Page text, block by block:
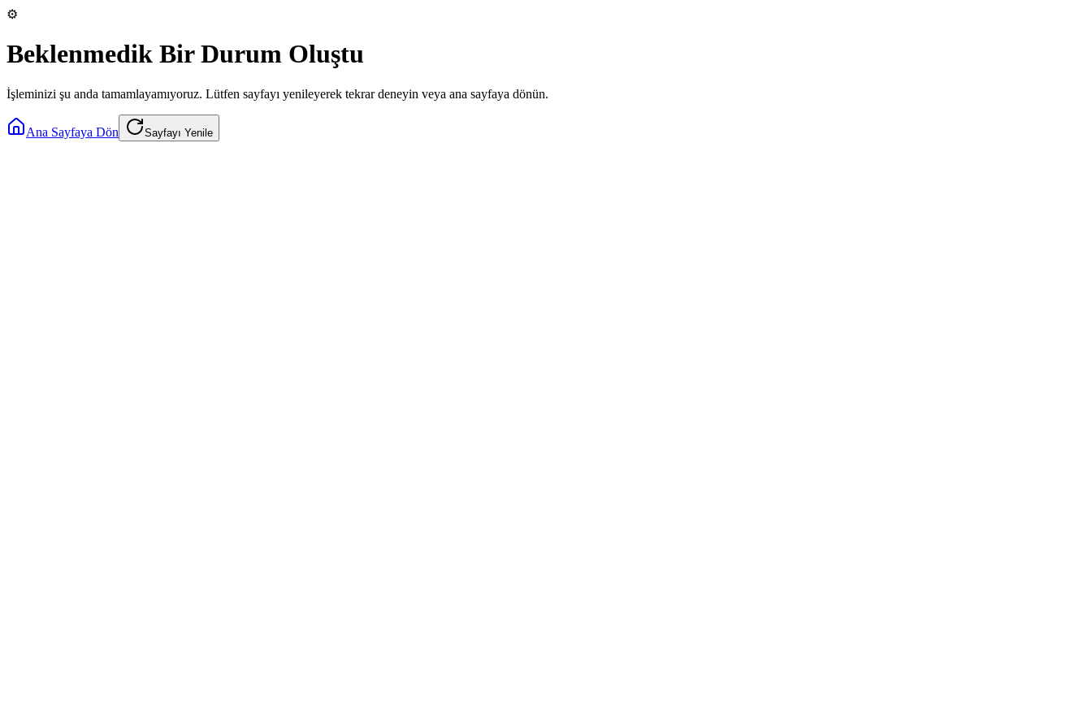
⚙️
Beklenmedik Bir Durum Oluştu
İşleminizi şu anda tamamlayamıyoruz. Lütfen sayfayı yenileyerek tekrar deneyin veya ana sayfaya dönün.
Ana Sayfaya Dön Sayfayı Yenile